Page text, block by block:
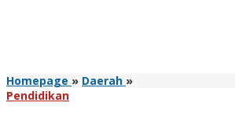
Homepage » Daerah »Berkunjung
Pendidikan